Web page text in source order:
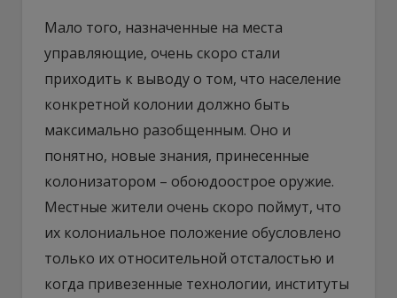
Мало того, назначенные на места
управляющие, очень скоро стали
приходить к выводу о том, что население
конкретной колонии должно быть
максимально разобщенным. Оно и
понятно, новые знания, принесенные
колонизатором – обоюдоострое оружие.
Местные жители очень скоро поймут, что
их колониальное положение обусловлено
только их относительной отсталостью и
когда привезенные технологии, институты